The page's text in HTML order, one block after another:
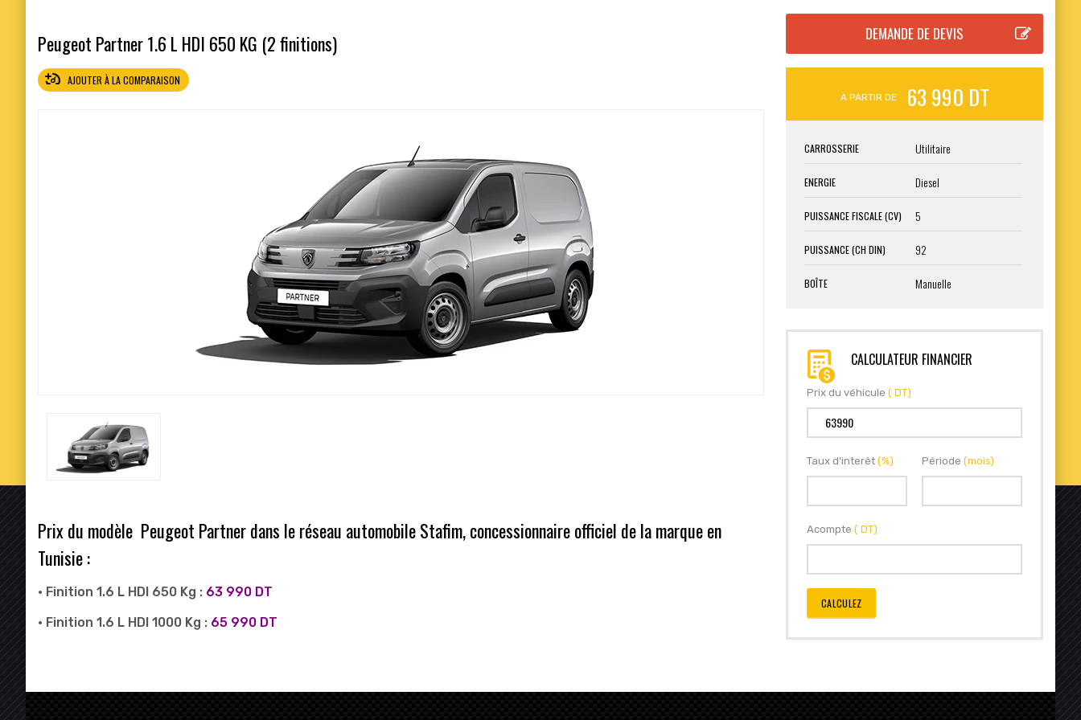
Peugeot Partner 1.6 L HDI 650 KG (2 finitions)
AJOUTER À LA COMPARAISON
Prix du modèle Peugeot Partner dans le réseau automobile Stafim, concessionnaire officiel de la marque en
Tunisie :
• Finition 1.6 L HDI 650 Kg : 63 990 DT
• Finition 1.6 L HDI 1000 Kg : 65 990 DT
A PARTIR DE 63 990 DT
CARROSSERIE Utilitaire
ENERGIE Diesel
PUISSANCE FISCALE (CV) 5
PUISSANCE (CH DIN) 92
BOÎTE Manuelle
CALCULATEUR FINANCIER
Prix du véhicule ( DT)
Taux d'interêt (%) Période (mois)
Acompte ( DT)
CALCULEZ